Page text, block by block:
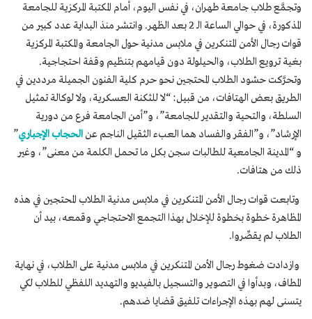
وتجمَّع طلاب جامعة طهران، في نفس اليوم، أمام المكتبة المركزية للجامعة
المذكورة، في حوالي الساعة الـ 2 بعد الظهر. وانتشر منذ البداية عدد كبير من
قوات رجال الأمن المتنكرين في ملابس مدنية حول الجامعة والمكتبة المركزية
بغية ترويع الطلاب، والحيلولة دون قيامهم بتنظيم وقفة احتجاجية.
وتحرَّكت حشود الطلاب المحتجين نحو حرم كلية الفنون الجميلة مرددين في
الطريق بعض الهتافات، من قبيل: “لا للثكنة العسكرية، ولا لوكالة تمثيل
السلطة، والتحية والتقدير للجامعة”، و”أمن الجامعة فرع من دورية
الإرشاد”، و”الفقر والفساد هما العبء الثقيل الناجم عن الحجاب الإجباري”
و “المدينة الجامعية للطالبات سجن بكل ما تحمل الكلمة من معنى”، وغير
ذلك من هتافات.
وتابعت قوات رجال الأمن المتنكرين في ملابس مدنية الطلاب المحتجين في هذه
المظاهرة خطوة بخطوة للإخلال بهذا التجمع الاحتجاجي وقمعه، بيد أن
الطلاب لم يقصِّروا.
وازدادت ضغوط رجال الأمن المتنكرين في ملابس مدنية على الطلاب، في نهاية
المطاف، وبدأوا في التصوير والتسجيل بالفيديو والتهديد اللفظي للطلاب لكي
يتسنى لهم بهذه الإجراءات تلفيق قضايا ضدهم.